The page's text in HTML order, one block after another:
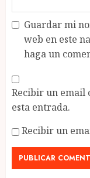
Guardar mi
web en este
haga un
Recibir un email
esta entrada.
Recibir un